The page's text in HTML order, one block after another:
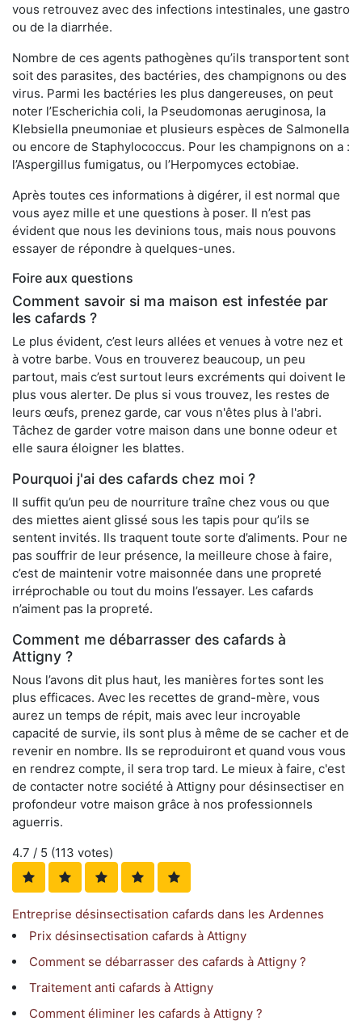
vous retrouvez avec des infections intestinales, une gastro
ou de la diarrhée.
Nombre de ces agents pathogènes qu’ils transportent sont
soit des parasites, des bactéries, des champignons ou des
virus. Parmi les bactéries les plus dangereuses, on peut
noter l’Escherichia coli, la Pseudomonas aeruginosa, la
Klebsiella pneumoniae et plusieurs espèces de Salmonella
ou encore de Staphylococcus. Pour les champignons on a :
l’Aspergillus fumigatus, ou l’Herpomyces ectobiae.
Après toutes ces informations à digérer, il est normal que
vous ayez mille et une questions à poser. Il n’est pas
évident que nous les devinions tous, mais nous pouvons
essayer de répondre à quelques-unes.
Foire aux questions
Comment savoir si ma maison est infestée par
les cafards ?
Le plus évident, c’est leurs allées et venues à votre nez et
à votre barbe. Vous en trouverez beaucoup, un peu
partout, mais c’est surtout leurs excréments qui doivent le
plus vous alerter. De plus si vous trouvez, les restes de
leurs œufs, prenez garde, car vous n'êtes plus à l'abri.
Tâchez de garder votre maison dans une bonne odeur et
elle saura éloigner les blattes.
Pourquoi j'ai des cafards chez moi ?
Il suffit qu’un peu de nourriture traîne chez vous ou que
des miettes aient glissé sous les tapis pour qu’ils se
sentent invités. Ils traquent toute sorte d’aliments. Pour ne
pas souffrir de leur présence, la meilleure chose à faire,
c’est de maintenir votre maisonnée dans une propreté
irréprochable ou tout du moins l’essayer. Les cafards
n’aiment pas la propreté.
Comment me débarrasser des cafards à
Attigny ?
Nous l’avons dit plus haut, les manières fortes sont les
plus efficaces. Avec les recettes de grand-mère, vous
aurez un temps de répit, mais avec leur incroyable
capacité de survie, ils sont plus à même de se cacher et de
revenir en nombre. Ils se reproduiront et quand vous vous
en rendrez compte, il sera trop tard. Le mieux à faire, c'est
de contacter notre société à Attigny pour désinsectiser en
profondeur votre maison grâce à nos professionnels
aguerris.
4.7 / 5 (113 votes)
Entreprise désinsectisation cafards dans les Ardennes
Prix désinsectisation cafards à Attigny
Comment se débarrasser des cafards à Attigny ?
Traitement anti cafards à Attigny
Comment éliminer les cafards à Attigny ?